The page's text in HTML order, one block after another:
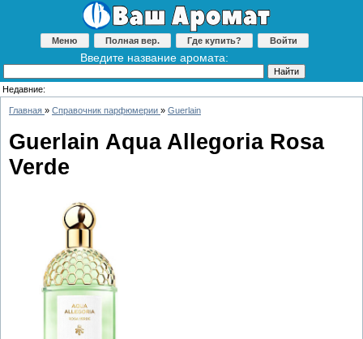
Меню Полная вер. Где купить? Войти
Введите название аромата:
Недавние:
Главная » Справочник парфюмерии » Guerlain
Guerlain Aqua Allegoria Rosa
Verde